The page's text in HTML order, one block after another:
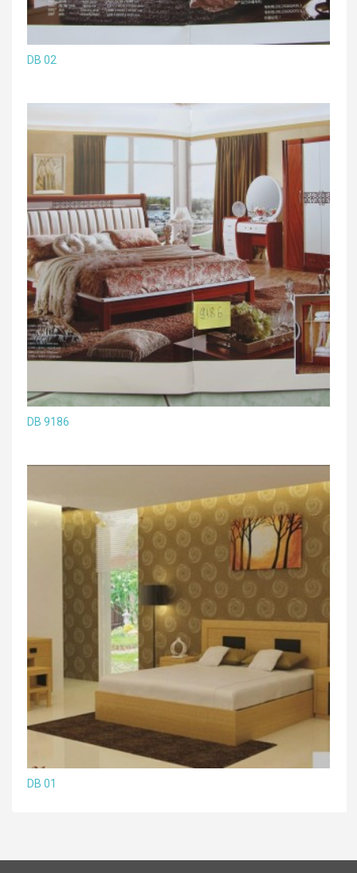
DB 02
DB 9186
DB 01